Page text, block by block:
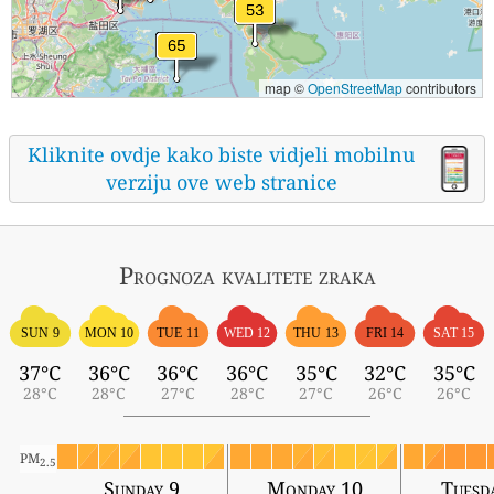
map ©OpenStreetMapcontributors
Kliknite ovdje kako biste vidjeli mobilnu
verziju ove web stranice
Prognoza kvalitete zraka
SUN 9
37°C
28°C
MON 10
36°C
28°C
TUE 11
36°C
27°C
WED 12
36°C
28°C
THU 13
35°C
27°C
FRI 14
32°C
26°C
SAT 15
35°C
26°C
PM2.5
Sunday 9 Monday 10